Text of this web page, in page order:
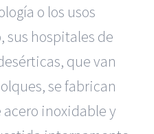
o los usos
sus hospitales de
que van
se fabrican
inoxidable y